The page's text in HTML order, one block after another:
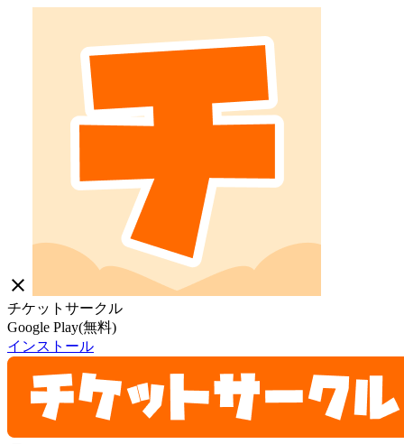
close
チケットサークル
Google Play(無料)
インストール